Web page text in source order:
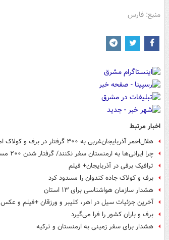
منبع: فارس
اخبار مرتبط
هلال‌احمر آذربایجان‌غربی به ۳۰۰ گرفتار در برف و کولاک امدادرسانی کرد
چرا ایرانی‌ها به ارمنستان سفر نکنند/ گرفتار شدن ۲۰۰ مسافر ایرانی در ارمنستان+فیلم
ترافیک برفی در آذربایجان+ فیلم
برف و کولاک جاده کندوان را مسدود کرد
هشدار سازمان هواشناسی برای ۱۳ استان
آخرین جزئیات سیل در اهر، کلیبر و ورزقان +فیلم و عکس
برف و باران کشور را فرا می‌گیرد
هشدار برای سفر زمینی به ارمنستان و ترکیه